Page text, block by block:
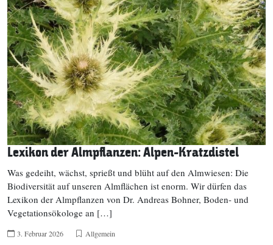
Lexikon der Almpflanzen: Alpen-Kratzdistel
Was gedeiht, wächst, sprießt und blüht auf den Almwiesen: Die
Biodiversität auf unseren Almflächen ist enorm. Wir dürfen das
Lexikon der Almpflanzen von Dr. Andreas Bohner, Boden- und
Vegetationsökologe an […]
3. Februar 2026 Allgemein